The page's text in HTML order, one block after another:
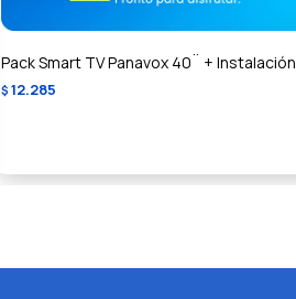
Pack Smart TV Panavox 40¨ + Instalación
$ 12.285